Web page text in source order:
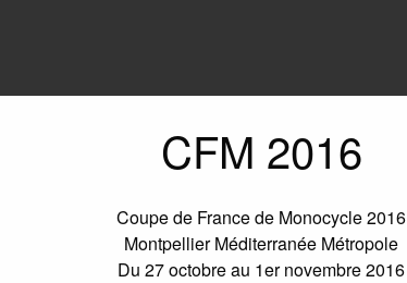
CFM 2016
Coupe de France de Monocycle 2016
Montpellier Méditerranée Métropole
Du 27 octobre au 1er novembre 2016